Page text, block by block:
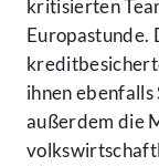
kritisierten
Europastunde.
ihnen
außerdem die